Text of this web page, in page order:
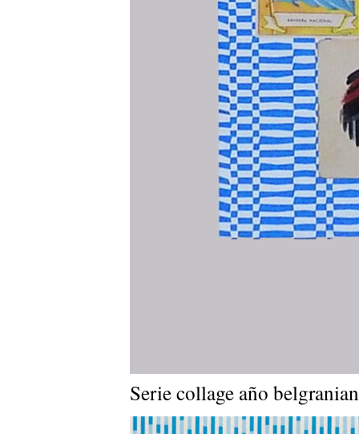
Serie collage año